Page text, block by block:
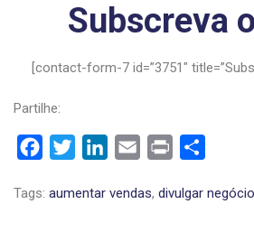
Subscreva
[contact-form-7 id=”3751″
Partilhe:
FacebookTwitterLinkedIn
Email Print
Tags: aumentar vendas, divulgar negócio